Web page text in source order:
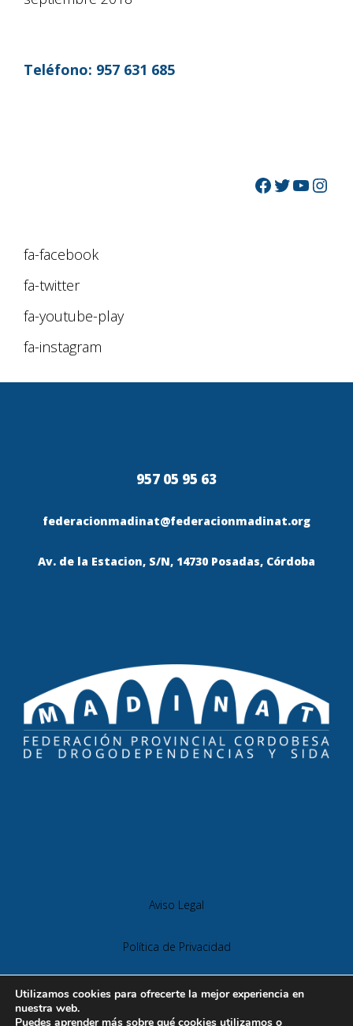
Teléfono: 957 631 685
fa-facebook
fa-twitter
fa-youtube-play
fa-instagram
957 05 95 63
federacionmadinat@federacionmadinat.org
Av. de la Estacion, S/N, 14730 Posadas, Córdoba
Aviso Legal
Política de Privacidad
Política de Cookies
Utilizamos cookies para ofrecerte la mejor experiencia en
nuestra web.
Puedes aprender más sobre qué cookies utilizamos o